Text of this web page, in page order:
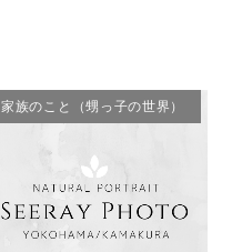
家族のこと（甥っ子の世界）